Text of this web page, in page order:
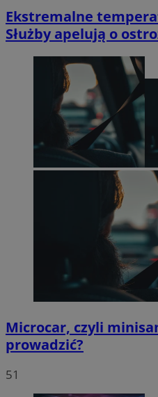
Ekstremalne
Służby apelują o
Microcar, czyli
prowadzić?
51